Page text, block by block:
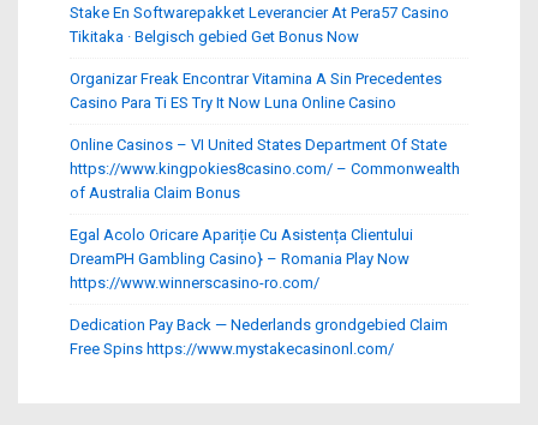
Stake En Softwarepakket Leverancier At Pera57 Casino
Tikitaka · Belgisch gebied Get Bonus Now
Organizar Freak Encontrar Vitamina A Sin Precedentes
Casino Para Ti ES Try It Now Luna Online Casino
Online Casinos – VI United States Department Of State
https://www.kingpokies8casino.com/ – Commonwealth
of Australia Claim Bonus
Egal Acolo Oricare Apariție Cu Asistența Clientului
DreamPH Gambling Casino} – Romania Play Now
https://www.winnerscasino-ro.com/
Dedication Pay Back — Nederlands grondgebied Claim
Free Spins https://www.mystakecasinonl.com/